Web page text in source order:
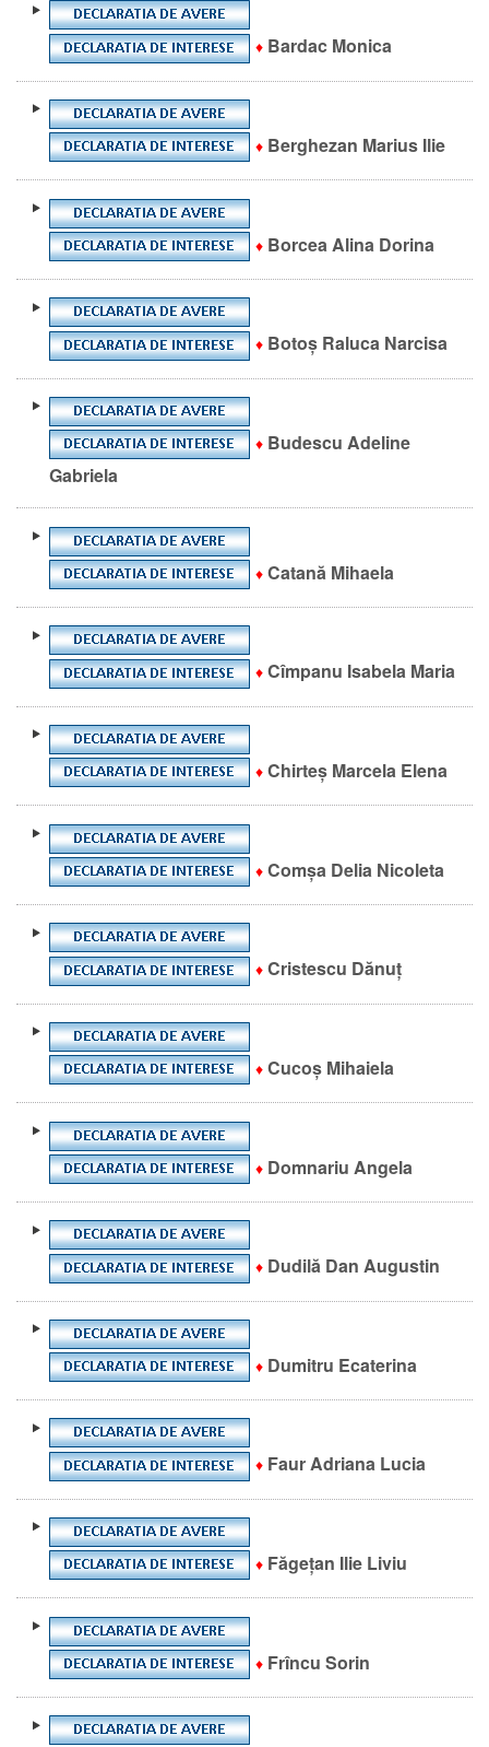
♦ Bardac Monica
♦ Berghezan Marius Ilie
♦ Borcea Alina Dorina
♦ Botoș Raluca Narcisa
♦ Budescu Adeline
Gabriela
♦ Catană Mihaela
♦ Cîmpanu Isabela Maria
♦ Chirteș Marcela Elena
♦ Comșa Delia Nicoleta
♦ Cristescu Dănuț
♦ Cucoş Mihaiela
♦ Domnariu Angela
♦ Dudilă Dan Augustin
♦ Dumitru Ecaterina
♦ Faur Adriana Lucia
♦ Făgețan Ilie Liviu
♦ Frîncu Sorin